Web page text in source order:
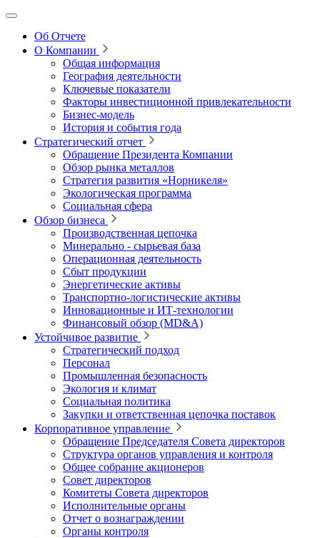
Об Отчете
О Компании
Общая информация
География деятельности
Ключевые показатели
Факторы инвестиционной привлекательности
Бизнес-модель
История и события года
Стратегический отчет
Обращение Президента Компании
Обзор рынка металлов
Стратегия развития «Норникеля»
Экологическая программа
Социальная сфера
Обзор бизнеса
Производственная цепочка
Минерально ‑ сырьевая база
Операционная деятельность
Сбыт продукции
Энергетические активы
Транспортно-логистические активы
Инновационные и ИТ‑технологии
Финансовый обзор (MD&A)
Устойчивое развитие
Стратегический подход
Персонал
Промышленная безопасность
Экология и климат
Социальная политика
Закупки и ответственная цепочка поставок
Корпоративное управление
Обращение Председателя Совета директоров
Структура органов управления и контроля
Общее собрание акционеров
Совет директоров
Комитеты Совета директоров
Исполнительные органы
Отчет о вознаграждении
Органы контроля